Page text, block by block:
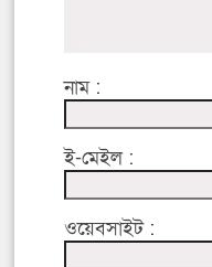
নাম :
ই-মেইল :
ওয়েবসাইট :